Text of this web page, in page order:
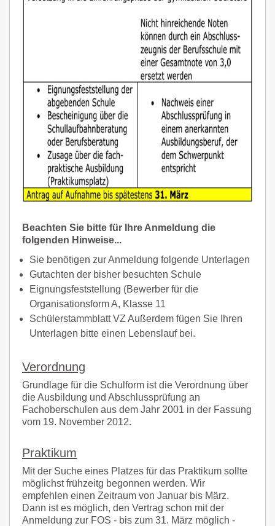
Beachten Sie bitte für Ihre Anmeldung die
folgenden Hinweise...
Sie benötigen zur Anmeldung folgende Unterlagen
Gutachten der bisher besuchten Schule
Eignungsfeststellung (Bewerber für die
Organisationsform A, Klasse 11
Schülerstammblatt VZ Außerdem fügen Sie Ihren
Unterlagen bitte einen Lebenslauf bei.
Verordnung
Grundlage für die Schulform ist die Verordnung über
die Ausbildung und Abschlussprüfung an
Fachoberschulen aus dem Jahr 2001 in der Fassung
vom 19. November 2012.
Praktikum
Mit der Suche eines Platzes für das Praktikum sollte
möglichst frühzeitg begonnen werden. Wir
empfehlen einen Zeitraum von Januar bis März.
Dann ist es möglich, den Vertrag schon mit der
Anmeldung zur FOS - bis zum 31. März möglich -